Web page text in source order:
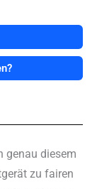
genau diesem
zu fairen